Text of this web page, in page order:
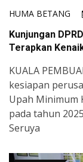
HUMA BETANG
Kunjungan
Terapkan
KUALA
kesiapan
Upah Minimum
pada tahun
Seruya